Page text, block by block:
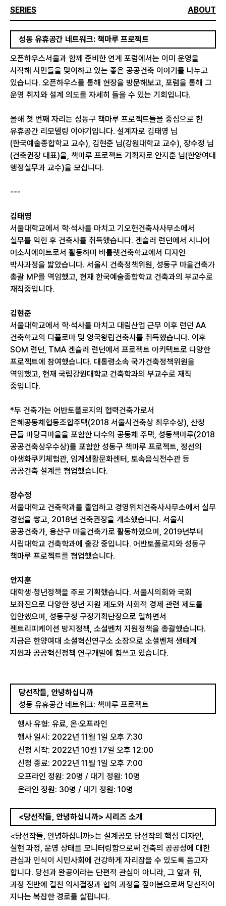
SERIES ABOUT
성동 유휴공간 네트워크: 책마루 프로젝트
오픈하우스서울과 함께 준비한 연계 포럼에서는 이미 운영을
시작해 시민들을 맞이하고 있는 좋은 공공건축 이야기를 나누고
있습니다. 오픈하우스를 통해 현장을 방문해보고, 포럼을 통해 그
운영 취지와 설계 의도를 자세히 들을 수 있는 기회입니다.
올해 첫 번째 자리는 성동구 책마루 프로젝트들을 중심으로 한
유휴공간 리모델링 이야기입니다. 설계자로 김태영 님
(한국예술종합학교 교수), 김현준 님(강원대학교 교수), 장수정 님
(건축권장 대표)을, 책마루 프로젝트 기획자로 안지훈 님(한양여대
행정실무과 교수)을 모십니다.
---
김태영
서울대학교에서 학·석사를 마치고 기오헌건축사사무소에서
실무를 익힌 후 건축사를 취득했습니다. 겐슬러 런던에서 시니어
어소시에이트로서 활동하며 바틀렛건축학교에서 디자인
박사과정을 밟았습니다. 서울시 건축정책위원, 성동구 마을건축가
총괄 MP를 역임했고, 현재 한국예술종합학교 건축과의 부교수로
재직중입니다.
김현준
서울대학교에서 학·석사를 마치고 대림산업 근무 이후 런던 AA
건축학교의 디플로마 및 영국왕립건축사를 취득했습니다. 이후
SOM 런던, TMA 겐슬러 런던에서 프로젝트 아키텍트로 다양한
프로젝트에 참여했습니다. 대통령소속 국가건축정책위원을
역임했고, 현재 국립강원대학교 건축학과의 부교수로 재직
중입니다.
*두 건축가는 어반토폴로지의 협력건축가로서
은혜공동체협동조합주택(2018 서울시건축상 최우수상), 산청
큰들 마당극마을을 포함한 다수의 공동체 주택, 성동책마루(2018
공공건축상우수상)를 포함한 성동구 책마루 프로젝트, 정선의
야생화쿠키체험관, 임계생활문화센터, 토속음식전수관 등
공공건축 설계를 협업했습니다.
장수정
서울대학교 건축학과를 졸업하고 경영위치건축사사무소에서 실무
경험을 쌓고, 2018년 건축권장을 개소했습니다. 서울시
공공건축가, 용산구 마을건축가로 활동하였으며, 2019년부터
시립대학교 건축학과에 출강 중입니다. 어반토폴로지와 성동구
책마루 프로젝트를 협업했습니다.
안지훈
대학생·청년정책을 주로 기획했습니다. 서울시의회와 국회
보좌진으로 다양한 청년 지원 제도와 사회적 경제 관련 제도를
입안했으며, 성동구청 구정기획단장으로 일하면서
젠트리피케이션 방지정책, 소셜벤처 지원정책을 총괄했습니다.
지금은 한양여대 소셜혁신연구소 소장으로 소셜벤처 생태계
지원과 공공혁신정책 연구개발에 힘쓰고 있습니다.
당선작들, 안녕하십니까
성동 유휴공간 네트워크: 책마루 프로젝트
행사 유형: 유료, 온∙오프라인
행사 일시: 2022년 11월 1일 오후 7:30
신청 시작: 2022년 10월 17일 오후 12:00
신청 종료: 2022년 11월 1일 오후 7:00
오프라인 정원: 20명 / 대기 정원: 10명
온라인 정원: 30명 / 대기 정원: 10명
<당선작들, 안녕하십니까> 시리즈 소개
<당선작들, 안녕하십니까>는 설계공모 당선작의 핵심 디자인,
실현 과정, 운영 상태를 모니터링함으로써 건축의 공공성에 대한
관심과 인식이 시민사회에 건강하게 자리잡을 수 있도록 돕고자
합니다. 당선과 완공이라는 단편적 관심이 아니라, 그 앞과 뒤,
과정 전반에 걸친 의사결정과 협의 과정을 짚어봄으로써 당선작이
지나는 복잡한 경로를 살핍니다.